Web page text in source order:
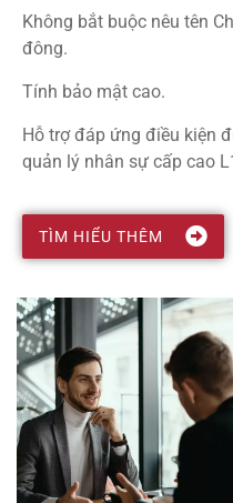
Không bắt buộc nêu tên
đông.
Tính bảo mật cao.
Hỗ trợ đáp ứng điều kiện
quản lý nhân sự cấp cao
TÌM HIỂU THÊM